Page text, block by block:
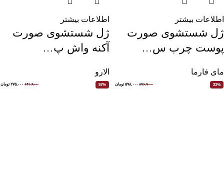
اطلاعات بیشتر
ژل شستشوی صورت
پوست چرب س…
مای فارما
33% ۸۹۶,۹۰۰ ۵۹۸,۰۰۰ تومان
اطلاعات بیشتر
ژل شستشوی صورت
آکنه واش پ…
الارو
57% ۶۴۱,۹۰۰ ۲۷۵,۰۰۰ تومان